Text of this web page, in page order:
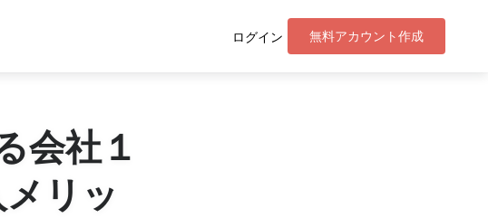
無料アカウント作成
ログイン
会社１
リッ